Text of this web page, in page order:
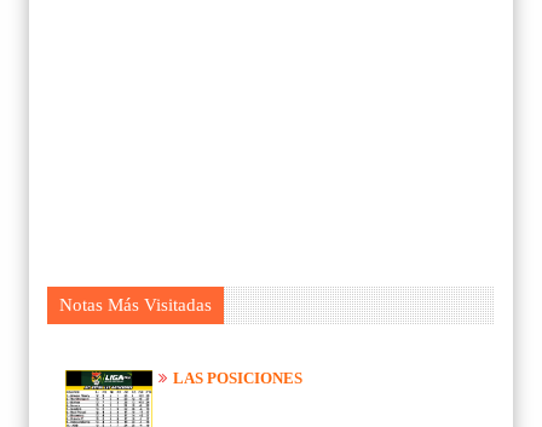
Notas Más Visitadas
LAS POSICIONES